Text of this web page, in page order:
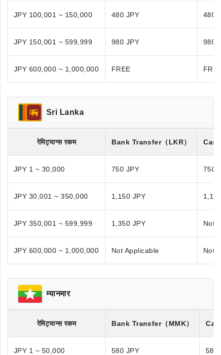
JPY 100,001 ~ 150,000 480 JPY 480
JPY 150,001 ~ 599,999 980 JPY 980
JPY 600,000 ~ 1,000,000 FREE
Sri Lanka
रेमिट्यान्स रकम Bank Transfer（LKR）
JPY 1 ~ 30,000 750 JPY 750
JPY 30,001 ~ 350,000 1,150 JPY
JPY 350,001 ~ 599,999 1,350 JPY Not
JPY 600,000 ~ 1,000,000 Not Applicable Not
म्यानमार
रेमिट्यान्स रकम Bank Transfer（MMK）
JPY 1 ~ 50,000 580 JPY 580